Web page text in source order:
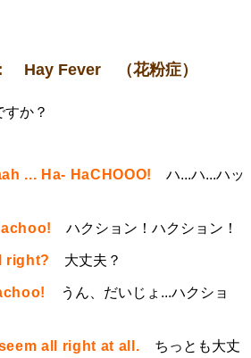
Hay Fever （花粉症）
か？
... Ha- HaCHOOO!
ハ...ハ...ハッ
ハクション！ハクション！
right? 大丈夫？
うん、だいじょ...ハクショ
all right at all. ちっとも大丈